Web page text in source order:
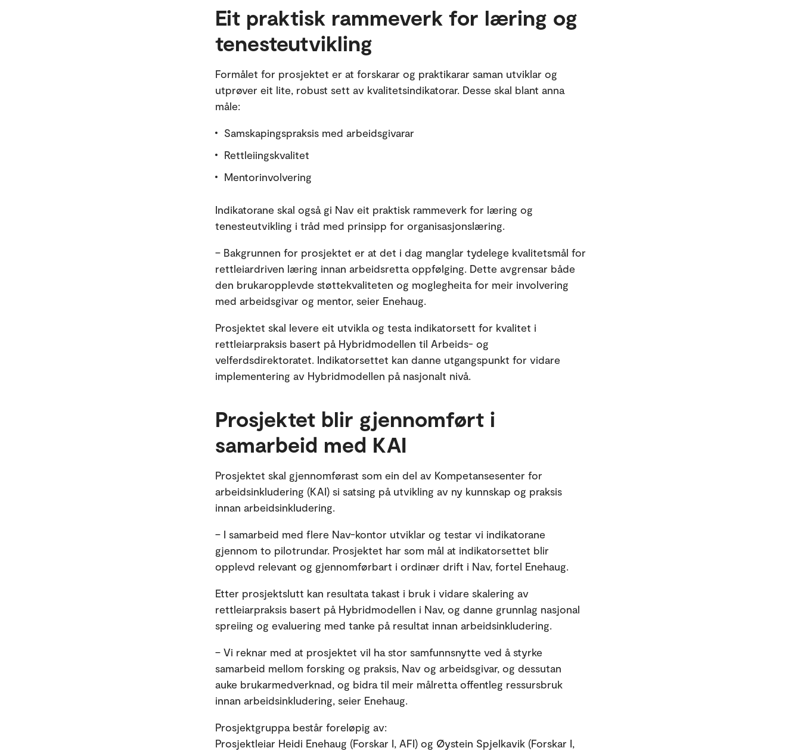
Eit praktisk rammeverk for læring og
tenesteutvikling
Formålet for prosjektet er at forskarar og praktikarar saman utviklar og
utprøver eit lite, robust sett av kvalitetsindikatorar. Desse skal blant anna
måle:
Samskapingspraksis med arbeidsgivarar
Rettleiingskvalitet
Mentorinvolvering
Indikatorane skal også gi Nav eit praktisk rammeverk for læring og
tenesteutvikling i tråd med prinsipp for organisasjonslæring.
– Bakgrunnen for prosjektet er at det i dag manglar tydelege kvalitetsmål for
rettleiardriven læring innan arbeidsretta oppfølging. Dette avgrensar både
den brukaropplevde støttekvaliteten og moglegheita for meir involvering
med arbeidsgivar og mentor, seier Enehaug.
Prosjektet skal levere eit utvikla og testa indikatorsett for kvalitet i
rettleiarpraksis basert på Hybridmodellen til Arbeids- og
velferdsdirektoratet. Indikatorsettet kan danne utgangspunkt for vidare
implementering av Hybridmodellen på nasjonalt nivå.
Prosjektet blir gjennomført i
samarbeid med KAI
Prosjektet skal gjennomførast som ein del av Kompetansesenter for
arbeidsinkludering (KAI) si satsing på utvikling av ny kunnskap og praksis
innan arbeidsinkludering.
– I samarbeid med flere Nav-kontor utviklar og testar vi indikatorane
gjennom to pilotrundar. Prosjektet har som mål at indikatorsettet blir
opplevd relevant og gjennomførbart i ordinær drift i Nav, fortel Enehaug.
Etter prosjektslutt kan resultata takast i bruk i vidare skalering av
rettleiarpraksis basert på Hybridmodellen i Nav, og danne grunnlag nasjonal
spreiing og evaluering med tanke på resultat innan arbeidsinkludering.
– Vi reknar med at prosjektet vil ha stor samfunnsnytte ved å styrke
samarbeid mellom forsking og praksis, Nav og arbeidsgivar, og dessutan
auke brukarmedverknad, og bidra til meir målretta offentleg ressursbruk
innan arbeidsinkludering, seier Enehaug.
Prosjektgruppa består foreløpig av:
Prosjektleiar Heidi Enehaug (Forskar I, AFI) og Øystein Spjelkavik (Forskar I,